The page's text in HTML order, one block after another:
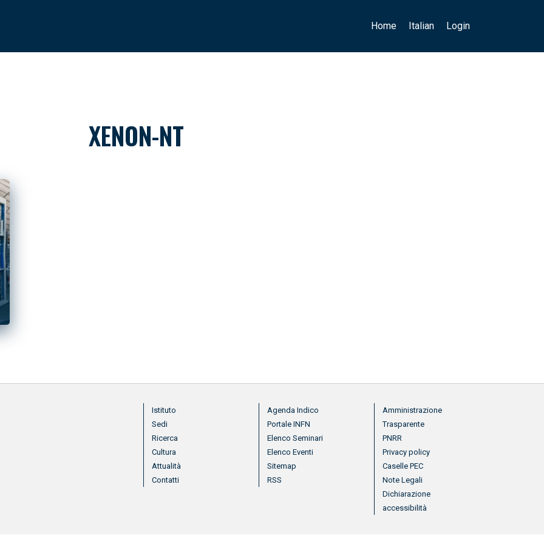
Main navigation
Home Italian User account menu
Login
XENON-NT
Menu footer
Istituto
Sedi
Ricerca
Cultura
Attualità
Contatti
Menu footer 2
Agenda Indico
Portale INFN
Elenco Seminari
Elenco Eventi
Sitemap
RSS
Menu footer 3
Amministrazione
Trasparente
PNRR
Privacy policy
Caselle PEC
Note Legali
Dichiarazione
accessibilità